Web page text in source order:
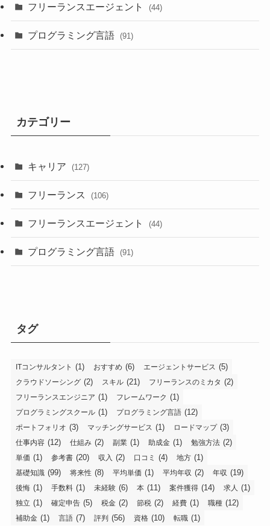
フリーランスエージェント (44)
プログラミング言語 (91)
カテゴリー
キャリア (127)
フリーランス (106)
フリーランスエージェント (44)
プログラミング言語 (91)
タグ
ITコンサルタント (1) おすすめ (6) エージェントサービス (5)
クラウドソーシング (2) スキル (21) フリーランスのミカタ (2)
フリーランスエンジニア (1) フレームワーク (1)
プログラミングスクール (1) プログラミング言語 (12)
ポートフォリオ (3) マッチングサービス (1) ロードマップ(3)
仕事内容 (12) 仕組み (2) 副業 (1) 助成金 (1) 勉強方法 (2)
単価 (1) 参考書 (20) 収入 (2) 口コミ (4) 地方 (1)
基礎知識 (99) 将来性 (8) 平均単価 (1) 平均年収 (2) 年収 (19)
後悔 (1) 手数料 (1) 未経験 (6) 本 (11) 案件獲得 (14) 求人 (1)
独立 (1) 確定申告 (5) 税金 (2) 節税 (2) 経費 (1) 職種 (12)
補助金 (1) 言語 (7) 評判 (56) 資格 (10) 転職 (1)